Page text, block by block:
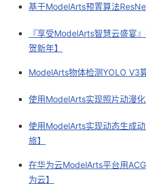
基于ModelArts预置算法
『享受ModelArts智慧云盛宴
贺新年】
ModelArts物体检测YOLO V3
使用ModelArts实现照片动漫化
使用ModelArts实现动态生成
旅】
在华为云ModelArts平台用
为云】